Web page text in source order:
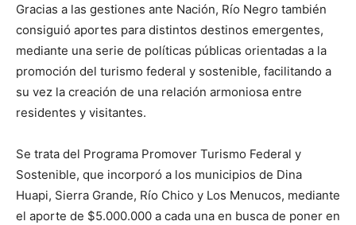
Gracias a las gestiones ante Nación, Río Negro también
consiguió aportes para distintos destinos emergentes,
mediante una serie de políticas públicas orientadas a la
promoción del turismo federal y sostenible, facilitando a
su vez la creación de una relación armoniosa entre
residentes y visitantes.
Se trata del Programa Promover Turismo Federal y
Sostenible, que incorporó a los municipios de Dina
Huapi, Sierra Grande, Río Chico y Los Menucos, mediante
el aporte de $5.000.000 a cada una en busca de poner en